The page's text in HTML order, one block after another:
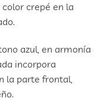
crepé en la
azul, en armonía
incorpora
la parte frontal,